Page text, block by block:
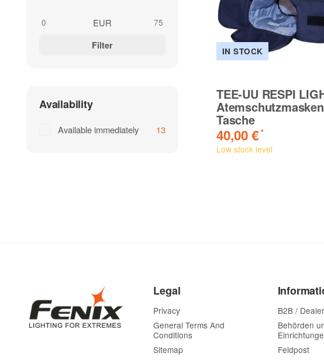
IN STOCK
TEE-UU RESPI
Tasche
40,00 €*
Low stock level
EUR
Filter
Availability
Available immediately 13
Legal
Privacy
General Terms And
Conditions
Sitemap
B2B /
Behörden
Feldpost